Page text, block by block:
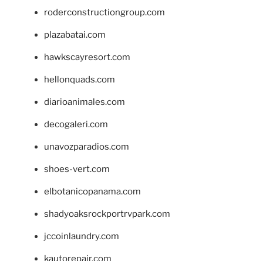
roderconstructiongroup.com
plazabatai.com
hawkscayresort.com
hellonquads.com
diarioanimales.com
decogaleri.com
unavozparadios.com
shoes-vert.com
elbotanicopanama.com
shadyoaksrockportrvpark.com
jccoinlaundry.com
kautorepair.com